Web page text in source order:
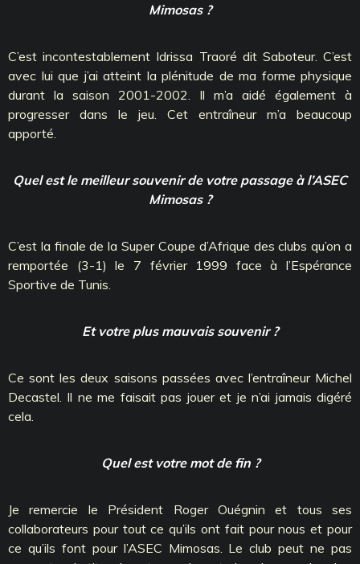
Mimosas ?
C’est incontestablement Idrissa Traoré dit Saboteur. C’est
avec lui que j’ai atteint la plénitude de ma forme physique
durant la saison 2001-2002. Il m’a aidé également à
progresser dans le jeu. Cet entraîneur m’a beaucoup
apporté.
Quel est le meilleur souvenir de votre passage à l’ASEC
Mimosas ?
C’est la finale de la Super Coupe d’Afrique des clubs qu’on a
remportée (3-1) le 7 février 1999 face à l’Espérance
Sportive de Tunis.
Et votre plus mauvais souvenir ?
Ce sont les deux saisons passées avec l’entraîneur Michel
Decastel. Il ne me faisait pas jouer et je n’ai jamais digéré
cela.
Quel est votre mot de fin ?
Je remercie le Président Roger Ouégnin et tous ses
collaborateurs pour tout ce qu’ils ont fait pour nous et pour
ce qu’ils font pour l’ASEC Mimosas. Le club peut ne pas